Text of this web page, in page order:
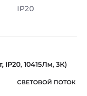
IP20
IP20, 10415Лм, 3К)